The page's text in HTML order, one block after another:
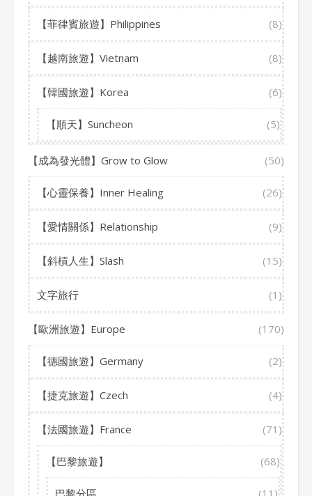
【菲律賓旅遊】Philippines (8)
【越南旅遊】Vietnam (8)
【韓國旅遊】Korea (6)
【順天】Suncheon (5)
【成為發光體】Grow to Glow (50)
【心靈保養】Inner Healing (26)
【愛情關係】Relationship (9)
【斜槓人生】Slash (15)
文字旅行 (1)
【歐洲旅遊】Europe (170)
【德國旅遊】Germany (2)
【捷克旅遊】Czech (4)
【法國旅遊】France (71)
【巴黎旅遊】 (68)